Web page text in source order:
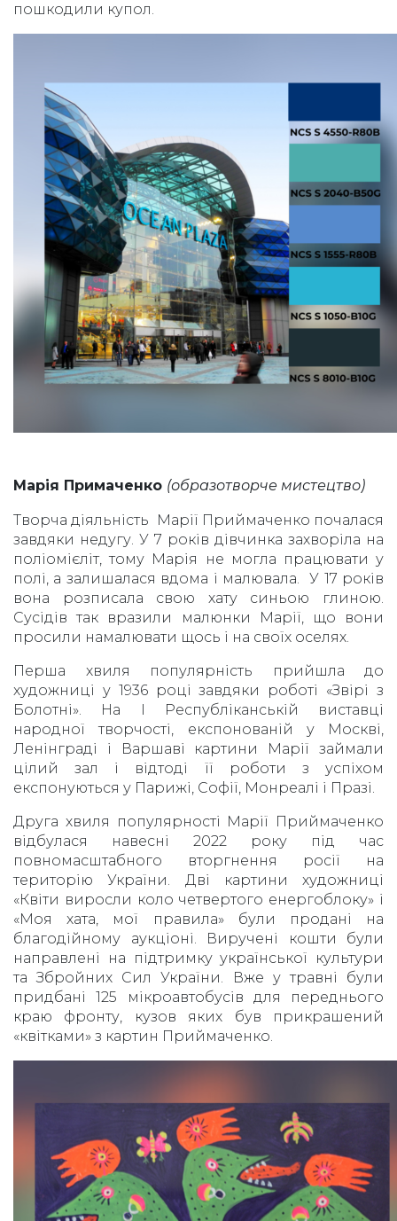
пошкодили купол.
Марія Примаченко (образотворче мистецтво)
Творча діяльність Марії Приймаченко почалася
завдяки недугу. У 7 років дівчинка захворіла на
поліомієліт, тому Марія не могла працювати у
полі, а залишалася вдома і малювала. У 17 років
вона розписала свою хату синьою глиною.
Сусідів так вразили малюнки Марії, що вони
просили намалювати щось і на своїх оселях.
Перша хвиля популярність прийшла до
художниці у 1936 році завдяки роботі «Звірі з
Болотні». На І Республіканській виставці
народної творчості, експонованій у Москві,
Ленінграді і Варшаві картини Марії займали
цілий зал і відтоді її роботи з успіхом
експонуються у Парижі, Софії, Монреалі і Празі.
Друга хвиля популярності Марії Приймаченко
відбулася навесні 2022 року під час
повномасштабного вторгнення росії на
територію України. Дві картини художниці
«Квіти виросли коло четвертого енергоблоку» і
«Моя хата, мої правила» були продані на
благодійному аукціоні. Виручені кошти були
направлені на підтримку української культури
та Збройних Сил України. Вже у травні були
придбані 125 мікроавтобусів для переднього
краю фронту, кузов яких був прикрашений
«квітками» з картин Приймаченко.